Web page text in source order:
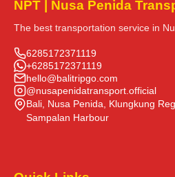
NPT | Nusa Penida
The best transportation service in
6285172371119
+6285172371119
hello@balitripgo.com
@nusapenidatransport.official
Bali, Nusa Penida, Klungkung
Sampalan Harbour